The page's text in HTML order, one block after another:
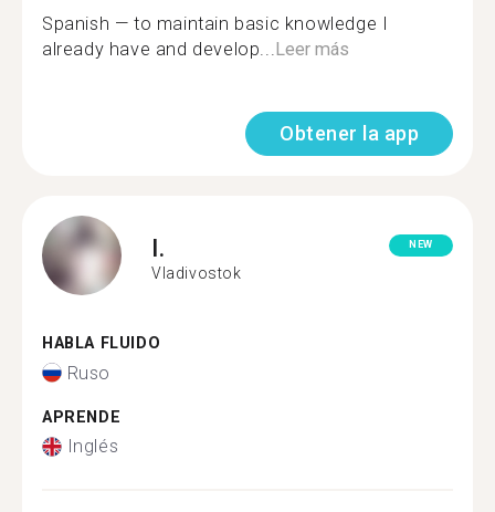
Spanish — to maintain basic knowledge I
already have and develop...Leer más
Obtener la app
I.
Vladivostok
NEW
HABLA FLUIDO
Ruso
APRENDE
Inglés